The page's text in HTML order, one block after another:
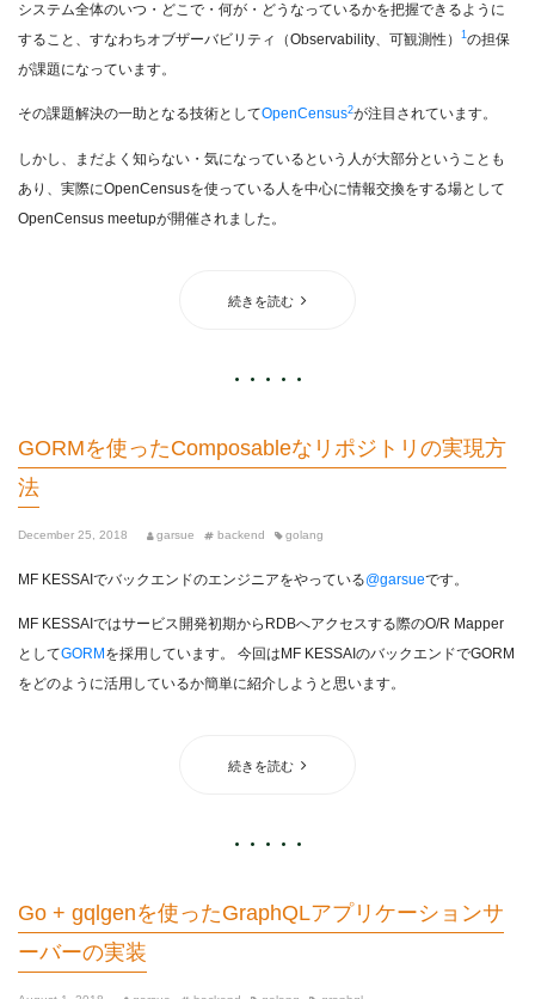
システム全体のいつ・どこで・何が・どうなっているかを把握できるように
すること、すなわちオブザーバビリティ（Observability、可観測性）
1の担保
が課題になっています。
その課題解決の一助となる技術としてOpenCensus2が注目されています。
しかし、まだよく知らない・気になっているという人が大部分ということも
あり、実際にOpenCensusを使っている人を中心に情報交換をする場として
OpenCensus meetupが開催されました。
続きを読む
GORMを使ったComposableなリポジトリの実現方
法
December 25, 2018 garsue backend golang
MF KESSAIでバックエンドのエンジニアをやっている@garsueです。
MF KESSAIではサービス開発初期からRDBへアクセスする際のO/R Mapper
としてGORM を採用しています。 今回はMF KESSAIのバックエンドでGORM
をどのように活用しているか簡単に紹介しようと思います。
続きを読む
Go + gqlgenを使ったGraphQLアプリケーションサ
ーバーの実装